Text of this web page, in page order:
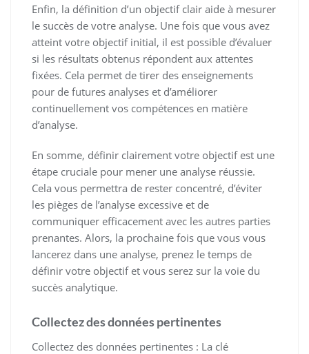
Enfin, la définition d’un objectif clair aide à mesurer
le succès de votre analyse. Une fois que vous avez
atteint votre objectif initial, il est possible d’évaluer
si les résultats obtenus répondent aux attentes
fixées. Cela permet de tirer des enseignements
pour de futures analyses et d’améliorer
continuellement vos compétences en matière
d’analyse.
En somme, définir clairement votre objectif est une
étape cruciale pour mener une analyse réussie.
Cela vous permettra de rester concentré, d’éviter
les pièges de l’analyse excessive et de
communiquer efficacement avec les autres parties
prenantes. Alors, la prochaine fois que vous vous
lancerez dans une analyse, prenez le temps de
définir votre objectif et vous serez sur la voie du
succès analytique.
Collectez des données pertinentes
Collectez des données pertinentes : La clé